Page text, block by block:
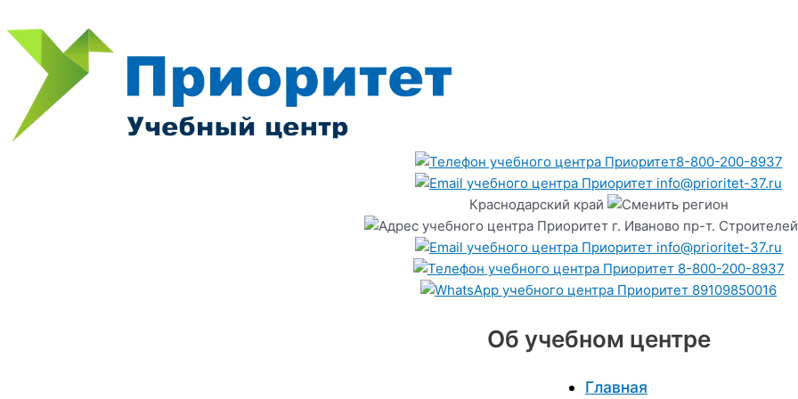
8-800-200-8937
info@prioritet-37.ru
Краснодарский край
г. Иваново пр-т.
info@prioritet-37.ru
8-800-200-8937
89109850016
Об учебном центре
Главная